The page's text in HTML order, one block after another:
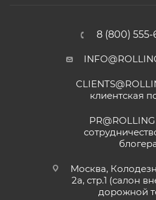
8 (800)
клиентская
Москва,
2а, стр.1 (салон
дорожной